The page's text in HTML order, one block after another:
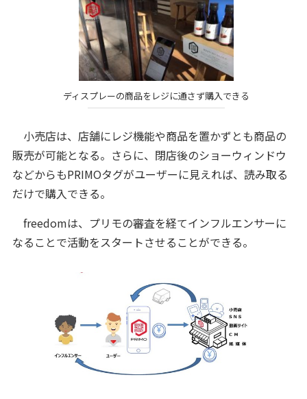
ディスプレーの商品をレジに通さず購入できる
小売店は、店舗にレジ機能や商品を置かずとも商品の
販売が可能となる。さらに、閉店後のショーウィンドウ
などからもPRIMOタグがユーザーに見えれば、読み取る
だけで購入できる。
freedomは、プリモの審査を経てインフルエンサーに
なることで活動をスタートさせることができる。